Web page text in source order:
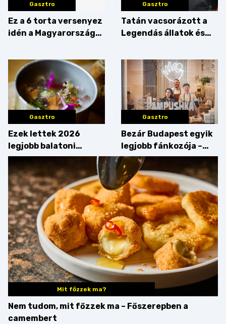
Gasztro
Ez a 6 torta versenyez
idén a Magyarország
Gasztro
Tatán vacsorázott a
Legendás állatok és
Gasztro
Ezek lettek 2026
legjobb balatoni
strandételei –
végigkóstoltuk a
győzteseket
Gasztro
Bezár Budapest egyik
legjobb fánkozója –
búcsúzik a Pampushka
Mit főzzek ma?
Nem tudom, mit főzzek ma – Főszerepben a
camembert